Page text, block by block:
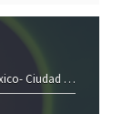
Ciudad de México(CMX)